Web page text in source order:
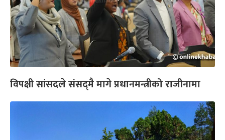
विपक्षी सांसदले संसद्‌मै मागे प्रधानमन्त्रीको राजीनामा